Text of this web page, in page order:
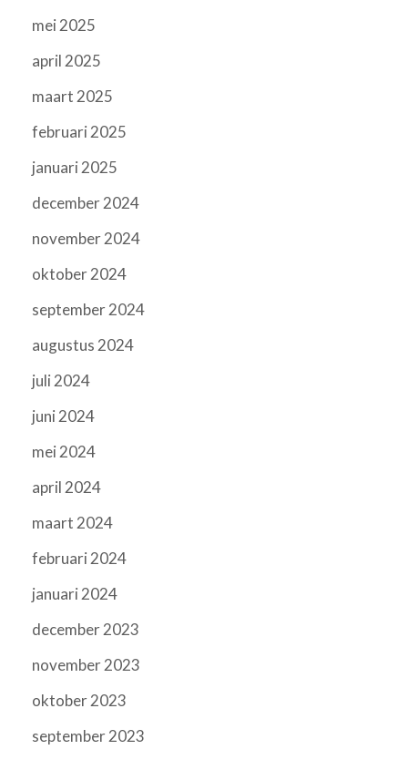
mei 2025
april 2025
maart 2025
februari 2025
januari 2025
december 2024
november 2024
oktober 2024
september 2024
augustus 2024
juli 2024
juni 2024
mei 2024
april 2024
maart 2024
februari 2024
januari 2024
december 2023
november 2023
oktober 2023
september 2023